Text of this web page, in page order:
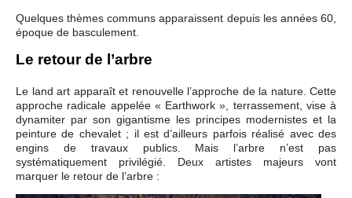
Quelques thèmes communs apparaissent depuis les années 60,
époque de basculement.
Le retour de l’arbre
Le land art apparaît et renouvelle l’approche de la nature. Cette
approche radicale appelée « Earthwork », terrassement, vise à
dynamiter par son gigantisme les principes modernistes et la
peinture de chevalet ; il est d’ailleurs parfois réalisé avec des
engins de travaux publics. Mais l’arbre n’est pas
systématiquement privilégié. Deux artistes majeurs vont
marquer le retour de l’arbre :